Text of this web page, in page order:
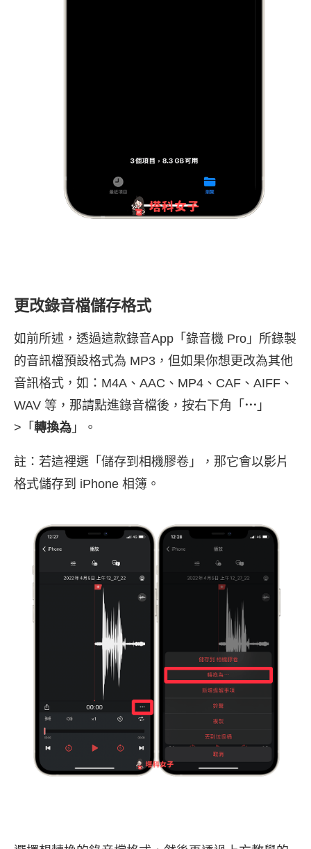
更改錄音檔儲存格式
如前所述，透過這款錄音App「錄音機 Pro」所錄製
的音訊檔預設格式為 MP3，但如果你想更改為其他
音訊格式，如：M4A、AAC、MP4、CAF、AIFF、
WAV 等，那請點進錄音檔後，按右下角「 ⋯ 」
>「 轉換為 」。
註：若這裡選「儲存到相機膠卷」，那它會以影片
格式儲存到 iPhone 相簿。